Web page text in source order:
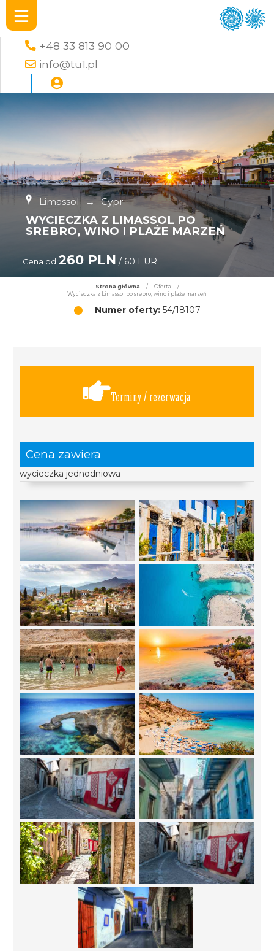
+48 33 813 90 00
info@tu1.pl
Limassol → Cypr
WYCIECZKA Z LIMASSOL PO
SREBRO, WINO I PLAŻE MARZEŃ
Cena od 260 PLN / 60 EUR
Strona główna / Oferta
/
Wycieczka z Limassol po srebro, wino i plaże marzeń
Numer oferty:54/18107
Terminy / rezerwacja
Cena zawiera
wycieczka jednodniowa